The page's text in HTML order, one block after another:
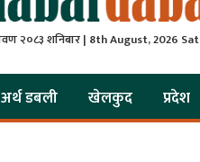
२०८३ शनिबार | 8th August, 2026 Sat
अर्थ डबली खेलकुद प्रदेश